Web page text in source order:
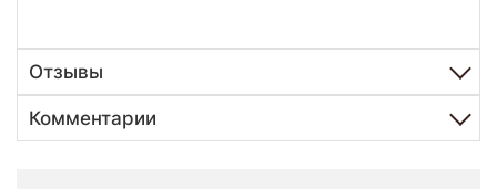
Отзывы
Комментарии